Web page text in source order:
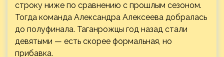
строку ниже по сравнению с прошлым сезоном.
Тогда команда Александра Алексеева добралась
до полуфинала. Таганрожцы год назад стали
девятыми — есть скорее формальная, но
прибавка.